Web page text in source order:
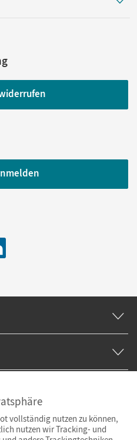
vollständig nutzen zu können,
nutzen wir Tracking- und